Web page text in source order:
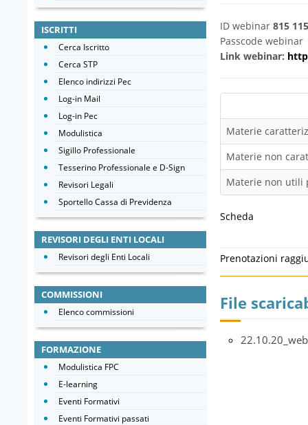
ID webinar 815
Passcode webinar
Link webinar:
Materie
Materie non
Materie non utili
Scheda
Prenotazioni
File
ISCRITTI
Cerca Iscritto
Cerca STP
Elenco indirizzi Pec
Log-in Mail
Log-in Pec
Modulistica
Sigillo Professionale
Tesserino Professionale e D-Sign
Revisori Legali
Sportello Cassa di Previdenza
REVISORI DEGLI ENTI LOCALI
Revisori degli Enti Locali
COMMISSIONI
Elenco commissioni
FORMAZIONE
Modulistica FPC
E-learning
Eventi Formativi
Eventi Formativi passati